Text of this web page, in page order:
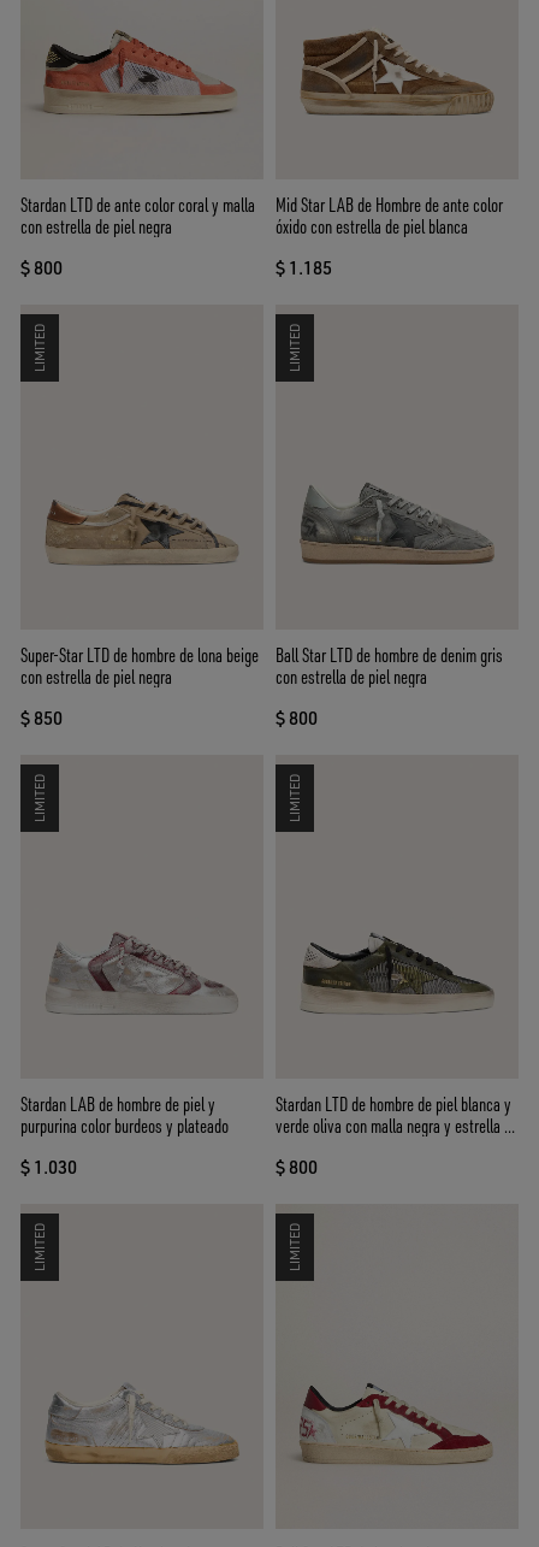
Stardan LTD de ante color coral y malla
con estrella de piel negra
$ 800
Mid Star LAB de Hombre de ante color
óxido con estrella de piel blanca
$ 1.185
LIMITED
Super-Star LTD de hombre de lona beige
con estrella de piel negra
$ 850
LIMITED
Ball Star LTD de hombre de denim gris
con estrella de piel negra
$ 800
LIMITED
Stardan LAB de hombre de piel y
purpurina color burdeos y plateado
$ 1.030
LIMITED
Stardan LTD de hombre de piel blanca y
verde oliva con malla negra y estrella de
$ 800
LIMITED LIMITED